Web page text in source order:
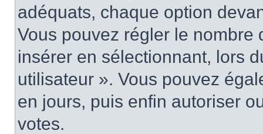
adéquats, chaque option
Vous pouvez régler le nombre
insérer en sélectionnant, lors
utilisateur ». Vous pouvez
en jours, puis enfin autoriser
votes.